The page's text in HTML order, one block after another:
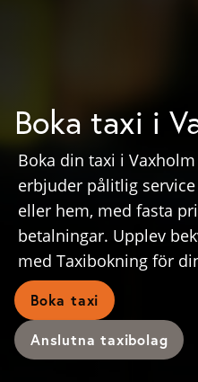
Boka taxi i
Boka din taxi i
erbjuder pålitlig
eller hem, med fasta
betalningar. Upplev
med Taxibokning för
Boka taxi
Anslutna taxibolag